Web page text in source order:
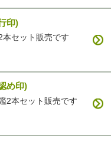
印)
セット販売です
め印)
2本セット販売です